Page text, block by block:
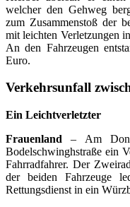
welcher den Gehweg
zum Zusammenstoß der
mit leichten Verletzungen
An den Fahrzeugen
Euro.
Verkehrsunfall
Ein Leichtverletzter
Frauenland – Am
Bodelschwinghstraße ein
Fahrradfahrer. Der
der beiden Fahrzeuge
Rettungsdienst in ein